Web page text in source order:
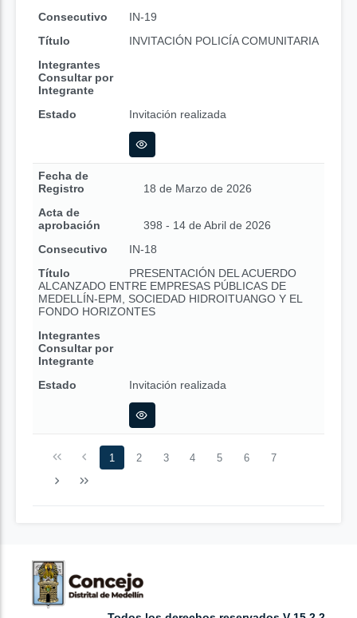
Consecutivo
IN-19
Título
INVITACIÓN POLICÍA COMUNITARIA
Integrantes
Consultar por
Integrante
Estado
Invitación realizada
Fecha de
Registro
18 de Marzo de 2026
Acta de
aprobación
398 - 14 de Abril de 2026
Consecutivo
IN-18
Título
PRESENTACIÓN DEL ACUERDO
ALCANZADO ENTRE EMPRESAS PÚBLICAS DE
MEDELLÍN-EPM, SOCIEDAD HIDROITUANGO Y EL
FONDO HORIZONTES
Integrantes
Consultar por
Integrante
Estado
Invitación realizada
1 2 3 4 5 6 7